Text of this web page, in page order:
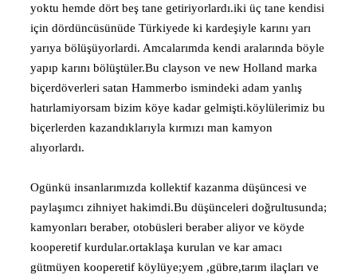
yoktu hemde dört beş tane getiriyorlardı.iki üç tane kendisi
için dördüncüsünüde Türkiyede ki kardeşiyle karını yarı
yarıya bölüşüyorlardi. Amcalarımda kendi aralarında böyle
yapıp karını bölüştüler.Bu clayson ve new Holland marka
biçerdöverleri satan Hammerbo ismindeki adam yanlış
hatırlamiyorsam bizim köye kadar gelmişti.köylülerimiz bu
biçerlerden kazandıklarıyla kırmızı man kamyon
alıyorlardı.
Ogünkü insanlarımızda kollektif kazanma düşüncesi ve
paylaşımcı zihniyet hakimdi.Bu düşünceleri doğrultusunda;
kamyonları beraber, otobüsleri beraber aliyor ve köyde
kooperetif kurdular.ortaklaşa kurulan ve kar amacı
gütmüyen kooperetif köylüye;yem ,gübre,tarım ilaçları ve